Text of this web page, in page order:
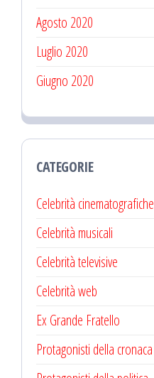
Agosto 2020
Luglio 2020
Giugno 2020
CATEGORIE
Celebrità cinematografiche
Celebrità musicali
Celebrità televisive
Celebrità web
Ex Grande Fratello
Protagonisti della cronaca